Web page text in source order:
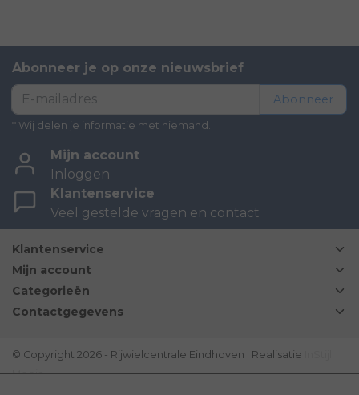
Abonneer je op onze nieuwsbrief
Abonneer
* Wij delen je informatie met niemand.
Mijn account
Inloggen
Klantenservice
Veel gestelde vragen en contact
Klantenservice
Mijn account
Categorieën
Contactgegevens
© Copyright 2026 - Rijwielcentrale Eindhoven | Realisatie
Media